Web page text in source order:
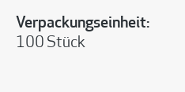
Verpackungseinheit:
100 Stück